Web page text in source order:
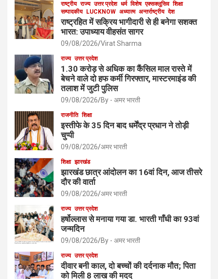
राष्ट्रीय राज्य उत्तर प्रदेश धर्म विशेष एक्सक्लूसिव शिक्षा
सम्पादकीय
LUCKNOW अध्यात्म अन्तर्राष्ट्रीय देश
राष्ट्रहित में सक्रिय भागीदारी से ही बनेगा सशक्त
भारत: उपाध्याय वीहसंत सागर
09/08/2026 Virat Sharma
राज्य उत्तर प्रदेश
1.30 करोड़ से अधिक का कैंसिल माल रास्ते में
बेचने वाले दो हफ कर्मी गिरफ्तार, मास्टरमाइंड की
तलाश में जुटी पुलिस
09/08/2026 By - अमर भारती
राजनीति शिक्षा
इस्तीफे के 35 दिन बाद धर्मेंद्र प्रधान ने तोड़ी
चुप्पी
09/08/2026 अमर भारती
शिक्षा झारखंड
झारखंड छात्र आंदोलन का 16वां दिन, आज तीसरे
दौर की वार्ता
09/08/2026 अमर भारती
राज्य उत्तर प्रदेश
हर्षोल्लास से मनाया गया डा. भारती गाँधी का 93वां
जन्मदिन
09/08/2026 By - अमर भारती
राज्य उत्तर प्रदेश
दीवार बनी काल, दो बच्चों की दर्दनाक मौत; पिता
को मिली 8 लाख की मदद